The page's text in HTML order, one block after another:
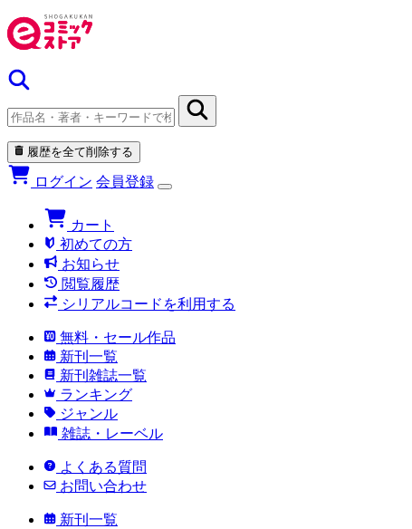
履歴を全て削除する
ログイン 会員登録
カート
初めての方
お知らせ
閲覧履歴
シリアルコードを利用する
無料・セール作品
新刊一覧
新刊雑誌一覧
ランキング
ジャンル
雑誌・レーベル
よくある質問
お問い合わせ
新刊一覧